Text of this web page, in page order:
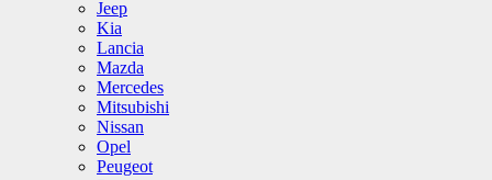
Jeep
Kia
Lancia
Mazda
Mercedes
Mitsubishi
Nissan
Opel
Peugeot